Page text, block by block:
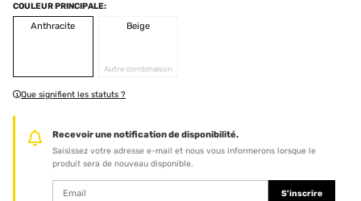
COULEUR PRINCIPALE:
Anthracite
Beige
Autre combinaison
Que signifient les statuts ?
Recevoir une notification de disponibilité.
Saisissez votre adresse e-mail et nous vous informerons lorsque le
produit sera de nouveau disponible.
S'inscrire